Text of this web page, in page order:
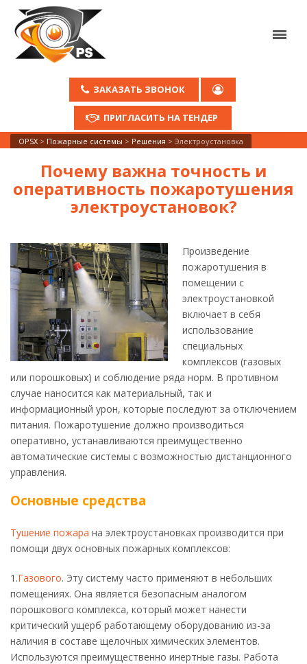
ЗАКАЗАТЬ ЗВОНОК
ПРИГЛАСИТЬ НА ТЕНДЕР
OPSX > Пожарные системы > Решения > Электроустановка
Почему важна точность и
оперативность пожаротушения
электроустановок?
Произведение
пожаротушения в
помещении с
электроустановкой
включает в себя
использование
специальных
комплексов (газовых
или порошковых) и соблюдение ряда норм. В противном
случае наносится как материальный, так и
информационный урон, которые последуют за отключением
питания. Пожаротушение должно производиться
оперативно, устанавливаются преимущественно
автоматические системы с возможностью дистанционного
управления.
Основные средства
Тушение пожара на электроустановках производится при
помощи двух основных пожарных комплексов:
1.Газового. Эту систему часто применяют в небольших
помещениях. Она является безопасным аналогом
порошкового комплекса, который может нанести
критический ущерб работающему оборудованию из-за
наличия в составе щелочных химических элементов.
Используются преимущественно инертные газы. Работа